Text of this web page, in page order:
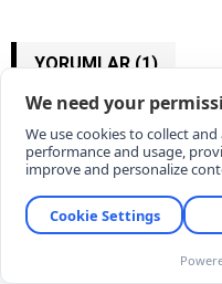
YORUMLAR (1)
Hayat kurtaran bır
zorunda kalmaz hemde